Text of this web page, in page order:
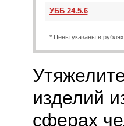
УББ 24.5.6
* Цены указаны в
изделий
сферах